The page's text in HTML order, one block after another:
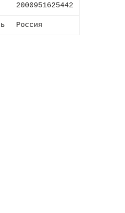
2000951625442
Россия